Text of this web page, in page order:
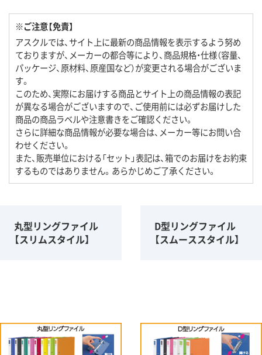
※ご注意【免責】
アスクルでは、サイト上に最新の商品情報を表示するよう努め
ておりますが、メーカーの都合等により、商品規格・仕様（容量、
パッケージ、原材料、原産国など）が変更される場合がございま
す。
このため、実際にお届けする商品とサイト上の商品情報の表記
が異なる場合がございますので、ご使用前には必ずお届けした
商品の商品ラベルや注意書きをご確認ください。
さらに詳細な商品情報が必要な場合は、メーカー等にお問い合
わせください。
また、販売単位における「セット」表記は、箱でのお届けをお約束
するものではありません。あらかじめご了承ください。
丸型リングファイル
【スリムスタイル】
D型リングファイル
【スムーススタイル】